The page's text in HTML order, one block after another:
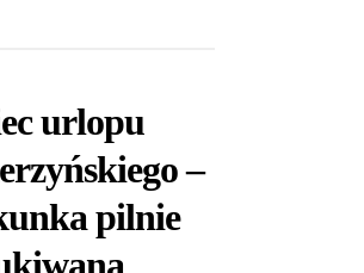
urlopu
–
pilnie